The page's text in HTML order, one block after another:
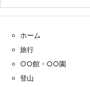
ホーム
旅行
○○館・○○園
登山